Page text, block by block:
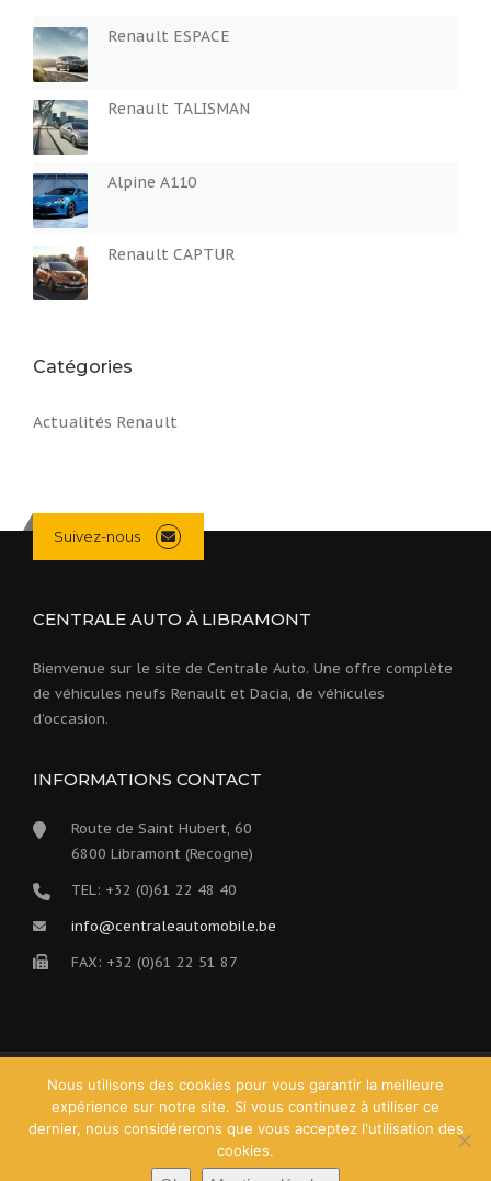
Renault ESPACE
Renault TALISMAN
Alpine A110
Renault CAPTUR
Catégories
Actualités Renault
Suivez-nous
CENTRALE AUTO À LIBRAMONT
Bienvenue sur le site de Centrale Auto. Une offre complète
de véhicules neufs Renault et Dacia, de véhicules
d’occasion.
INFORMATIONS CONTACT
Route de Saint Hubert, 60
6800 Libramont (Recogne)
TEL: +32 (0)61 22 48 40
info@centraleautomobile.be
FAX: +32 (0)61 22 51 87
Copyright © Centrale Auto Renault - Votre concession
Renault-Dacia à Libramont - Réalisation Inside-
Hébergement webAnagramme
Nous utilisons des cookies pour vous garantir la meilleure
expérience sur notre site. Si vous continuez à utiliser ce
dernier, nous considérerons que vous acceptez l'utilisation des
cookies.